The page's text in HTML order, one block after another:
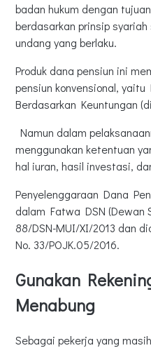
badan hukum dengan
berdasarkan prinsip
undang yang berlaku.
Produk dana pensiun ini
pensiun konvensional, yaitu
Berdasarkan Keuntungan
Namun dalam
menggunakan ketentuan
hal iuran, hasil investasi,
Penyelenggaraan Dana
dalam Fatwa DSN (Dewan
88/DSN-MUI/XI/2013 dan
No. 33/POJK.05/2016.
Gunakan
Menabung
Sebagai pekerja yang